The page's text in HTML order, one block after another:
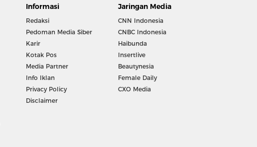
Informasi
Redaksi
Pedoman Media Siber
Karir
Kotak Pos
Media Partner
Info Iklan
Privacy Policy
Disclaimer
Jaringan Media
CNN Indonesia
CNBC Indonesia
Haibunda
Insertlive
Beautynesia
Female Daily
CXO Media